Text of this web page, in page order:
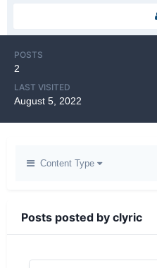
POSTS
2
LAST VISITED
August 5, 2022
Content Type
Posts posted by clyric